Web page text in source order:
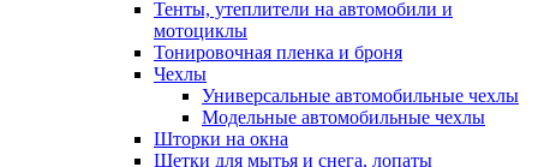
Тенты, утеплители на автомобили и
мотоциклы
Тонировочная пленка и броня
Чехлы
Универсальные автомобильные чехлы
Модельные автомобильные чехлы
Шторки на окна
Щетки для мытья и снега, лопаты